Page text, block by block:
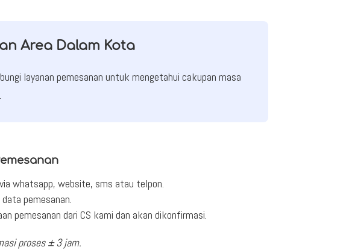
Area Dalam Kota
layanan pemesanan untuk mengetahui cakupan masa
whatsapp, website, sms atau telpon.
pemesanan.
pemesanan dari CS kami dan akan dikonfirmasi.
proses ± 3 jam.